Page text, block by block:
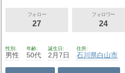
フォロー
27
フォロワー
24
性別
男性
年齢
50代
誕生日
2月7日
住所
石川県白山市